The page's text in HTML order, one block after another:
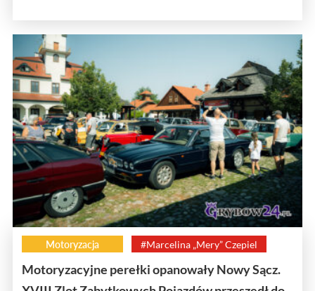
Motoryzacja #Marcelina „Mery” Czepiel
Motoryzacyjne perełki opanowały Nowy Sącz.